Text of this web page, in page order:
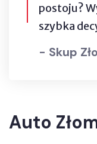
postoju?
szybka
- Skup
Auto